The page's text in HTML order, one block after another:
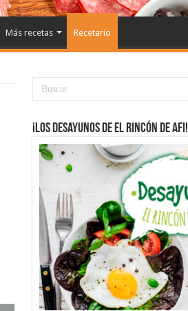
Más recetas Recetario
¡Los desayunos de El Rincón de Afi!